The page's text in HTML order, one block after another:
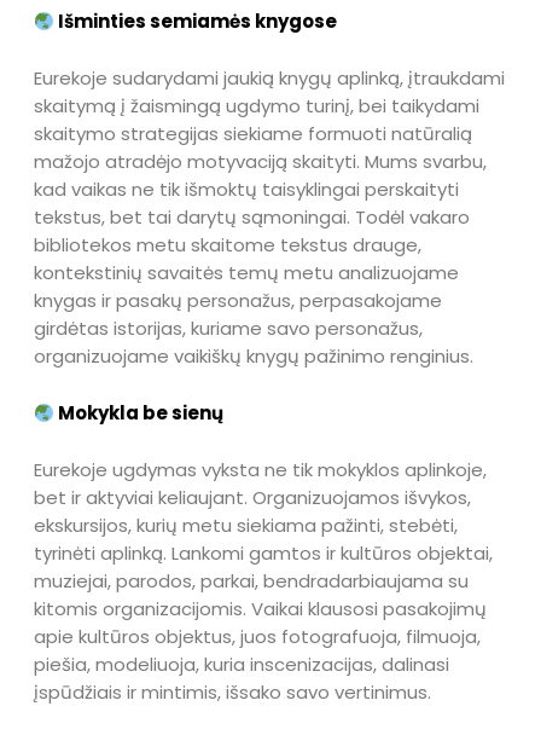
Išminties semiamės knygose
Eurekoje sudarydami jaukią knygų aplinką, įtraukdami
skaitymą į žaismingą ugdymo turinį, bei taikydami
skaitymo strategijas siekiame formuoti natūralią
mažojo atradėjo motyvaciją skaityti. Mums svarbu,
kad vaikas ne tik išmoktų taisyklingai perskaityti
tekstus, bet tai darytų sąmoningai. Todėl vakaro
bibliotekos metu skaitome tekstus drauge,
kontekstinių savaitės temų metu analizuojame
knygas ir pasakų personažus, perpasakojame
girdėtas istorijas, kuriame savo personažus,
organizuojame vaikiškų knygų pažinimo renginius.
Mokykla be sienų
Eurekoje ugdymas vyksta ne tik mokyklos aplinkoje,
bet ir aktyviai keliaujant. Organizuojamos išvykos,
ekskursijos, kurių metu siekiama pažinti, stebėti,
tyrinėti aplinką. Lankomi gamtos ir kultūros objektai,
muziejai, parodos, parkai, bendradarbiaujama su
kitomis organizacijomis. Vaikai klausosi pasakojimų
apie kultūros objektus, juos fotografuoja, filmuoja,
piešia, modeliuoja, kuria inscenizacijas, dalinasi
įspūdžiais ir mintimis, išsako savo vertinimus.